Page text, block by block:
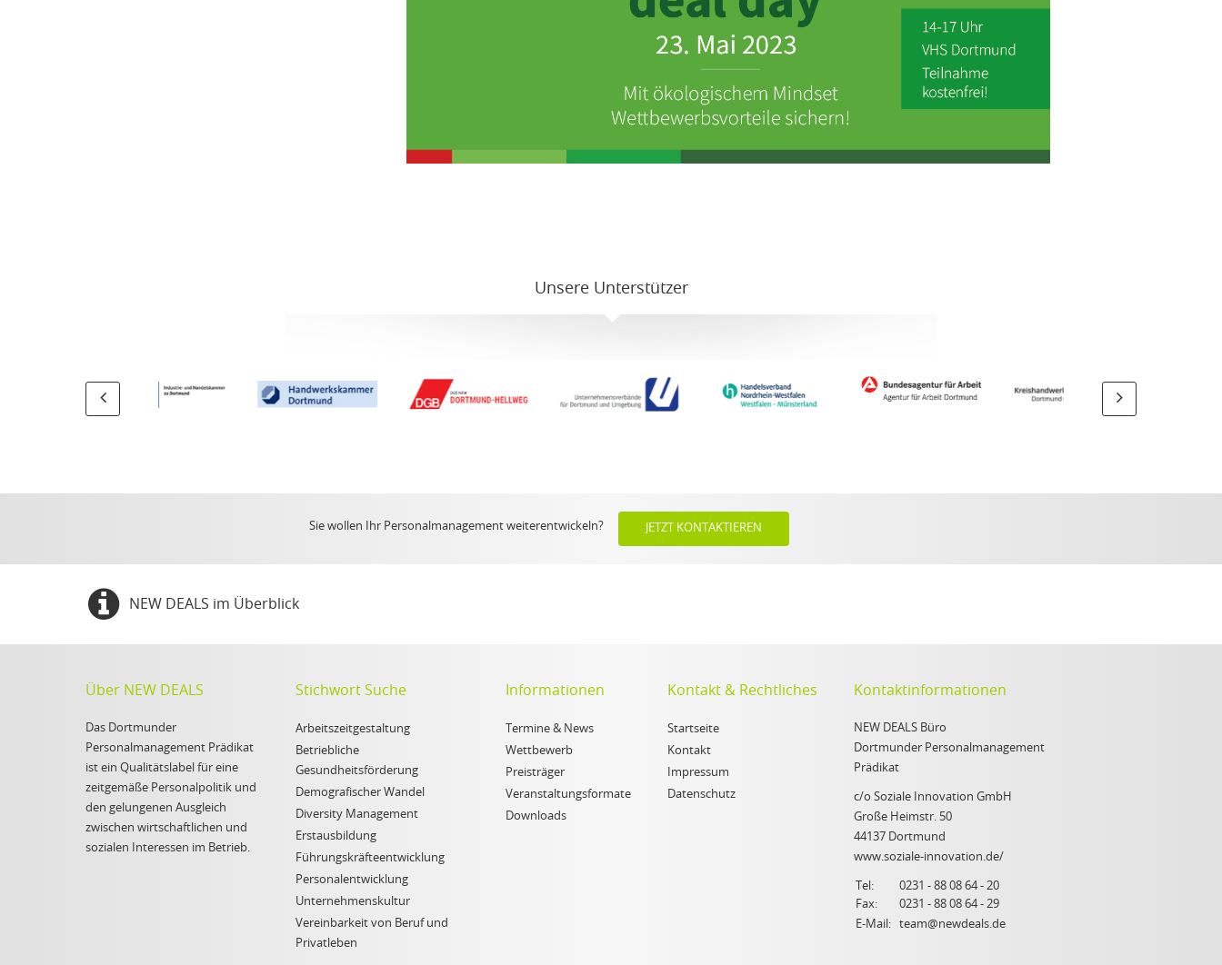
Unsere Unterstützer
Sie wollen Ihr Personalmanagement weiterentwickeln? JETZT KONTAKTIEREN
NEW DEALS im Überblick
Über NEW DEALS
Das Dortmunder
Personalmanagement Prädikat
ist ein Qualitätslabel für eine
zeitgemäße Personalpolitik und
den gelungenen Ausgleich
zwischen wirtschaftlichen und
sozialen Interessen im Betrieb.
Stichwort Suche
Arbeitszeitgestaltung
Betriebliche
Gesundheitsförderung
Demografischer Wandel
Diversity Management
Erstausbildung
Führungskräfteentwicklung
Personalentwicklung
Unternehmenskultur
Vereinbarkeit von Beruf und
Privatleben
Informationen
Termine & News
Wettbewerb
Preisträger
Veranstaltungsformate
Downloads
Kontakt & Rechtliches
Startseite
Kontakt
Impressum
Datenschutz
Kontaktinformationen
NEW DEALS Büro
Dortmunder Personalmanagement
Prädikat
c/o Soziale Innovation GmbH
Große Heimstr. 50
44137 Dortmund
www.soziale-innovation.de/
Tel:
0231 - 88 08 64 - 20
Fax:
0231 - 88 08 64 - 29
E-Mail:
team@newdeals.de